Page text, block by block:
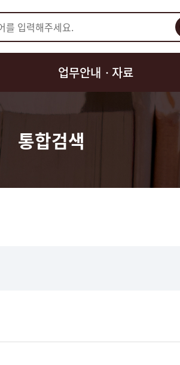
업무안내ㆍ자료
통합검색